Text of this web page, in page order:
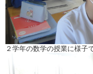
２学年の数学の授業に様子